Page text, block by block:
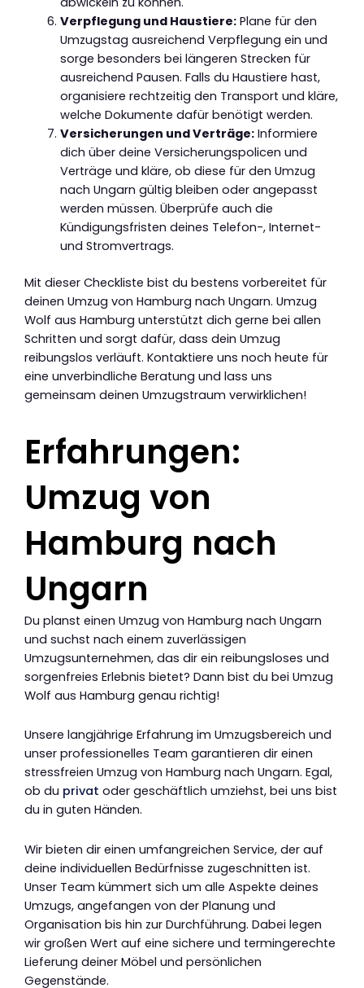
Verpflegung und Haustiere:Plane für den
Umzugstag ausreichend Verpflegung ein und
sorge besonders bei längeren Strecken für
ausreichend Pausen. Falls du Haustiere hast,
organisiere rechtzeitig den Transport und kläre,
welche Dokumente dafür benötigt werden.
Versicherungen und Verträge:Informiere
dich über deine Versicherungspolicen und
Verträge und kläre, ob diese für den Umzug
nach Ungarn gültig bleiben oder angepasst
werden müssen. Überprüfe auch die
Kündigungsfristen deines Telefon-, Internet-
und Stromvertrags.
Mit dieser Checkliste bist du bestens vorbereitet für
deinen Umzug von Hamburg nach Ungarn. Umzug
Wolf aus Hamburg unterstützt dich gerne bei allen
Schritten und sorgt dafür, dass dein Umzug
reibungslos verläuft. Kontaktiere uns noch heute für
eine unverbindliche Beratung und lass uns
gemeinsam deinen Umzugstraum verwirklichen!
Erfahrungen:
Umzug von
Hamburg nach
Ungarn
Du planst einen Umzug von Hamburg nach Ungarn
und suchst nach einem zuverlässigen
Umzugsunternehmen, das dir ein reibungsloses und
sorgenfreies Erlebnis bietet? Dann bist du bei Umzug
Wolf aus Hamburg genau richtig!
Unsere langjährige Erfahrung im Umzugsbereich und
unser professionelles Team garantieren dir einen
stressfreien Umzug von Hamburg nach Ungarn. Egal,
ob du privat oder geschäftlich umziehst, bei uns bist
du in guten Händen.
Wir bieten dir einen umfangreichen Service, der auf
deine individuellen Bedürfnisse zugeschnitten ist.
Unser Team kümmert sich um alle Aspekte deines
Umzugs, angefangen von der Planung und
Organisation bis hin zur Durchführung. Dabei legen
wir großen Wert auf eine sichere und termingerechte
Lieferung deiner Möbel und persönlichen
Gegenstände.